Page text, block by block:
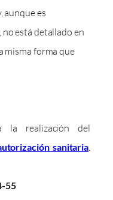
aunque es
está detallado en
misma forma que
la realización del
sanitaria
55